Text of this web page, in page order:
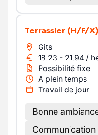
Terrassier (H/F/X)
Gits
18.23 - 21.94 /
Possibilité fixe
A plein temps
Travail de jour
Bonne